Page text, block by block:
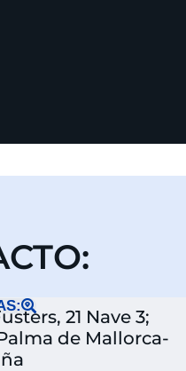
21 Nave 3;
de Mallorca-